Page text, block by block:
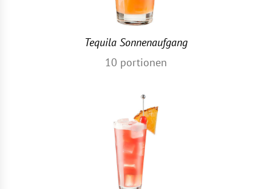
Tequila Sonnenaufgang
10 portionen